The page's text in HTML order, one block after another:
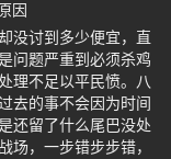
因
没讨到多少便宜，直
问题严重到必须杀鸡
理不足以平民愤。八
去的事不会因为时间
还留了什么尾巴没处
场，一步错步步错，